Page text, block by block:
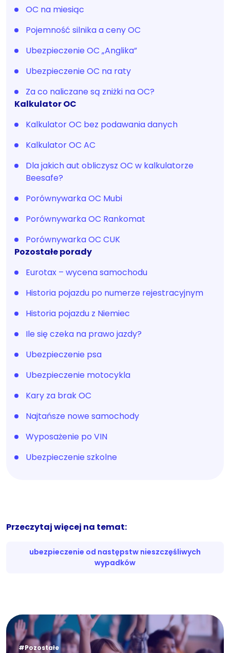
OC na miesiąc
Pojemność silnika a ceny OC
Ubezpieczenie OC „Anglika”
Ubezpieczenie OC na raty
Za co naliczane są zniżki na OC?
Kalkulator OC
Kalkulator OC bez podawania danych
Kalkulator OC AC
Dla jakich aut obliczysz OC w kalkulatorze
Beesafe?
Porównywarka OC Mubi
Porównywarka OC Rankomat
Porównywarka OC CUK
Pozostałe porady
Eurotax – wycena samochodu
Historia pojazdu po numerze rejestracyjnym
Historia pojazdu z Niemiec
Ile się czeka na prawo jazdy?
Ubezpieczenie psa
Ubezpieczenie motocykla
Kary za brak OC
Najtańsze nowe samochody
Wyposażenie po VIN
Ubezpieczenie szkolne
Przeczytaj więcej na temat:
ubezpieczenie od następstw nieszczęśliwych
wypadków
#Pozostałe